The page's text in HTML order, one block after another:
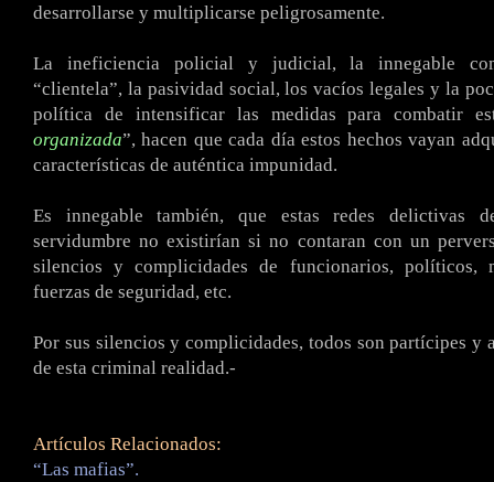
desarrollarse y multiplicarse peligrosamente.
La ineficiencia policial y judicial, la innegable
“clientela”, la pasividad social, los vacíos legales y la
política de intensificar las medidas para combatir
organizada”, hacen que cada día estos hechos vayan
características de auténtica impunidad.
Es innegable también, que estas redes delictivas
servidumbre no existirían si no contaran con un
silencios y complicidades de funcionarios, políticos,
fuerzas de seguridad, etc.
Por sus silencios y complicidades, todos son partícipes y
de esta criminal realidad.-
Artículos Relacionados:
“Las mafias”.